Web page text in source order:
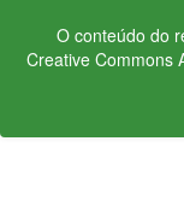
O conteúdo do
Creative Commons